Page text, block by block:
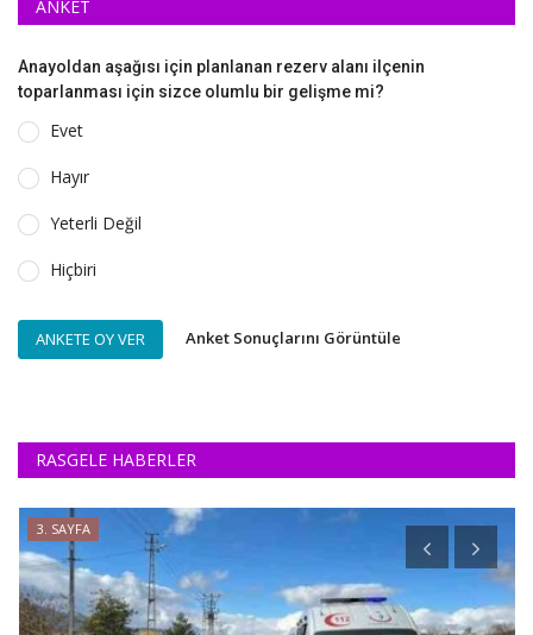
ANKET
Anayoldan aşağısı için planlanan rezerv alanı ilçenin
toparlanması için sizce olumlu bir gelişme mi?
Evet
Hayır
Yeterli Değil
Hiçbiri
ANKETE OY VER Anket Sonuçlarını Görüntüle
RASGELE HABERLER
3. SAYFA